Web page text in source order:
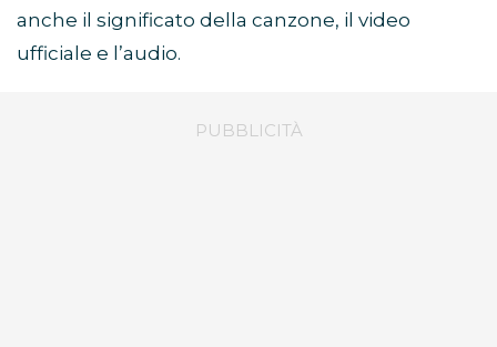
anche il significato della canzone, il video
ufficiale e l’audio.